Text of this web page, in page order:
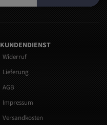
KUNDENDIENST
Widerruf
Lieferung
AGB
Impressum
Versandkosten